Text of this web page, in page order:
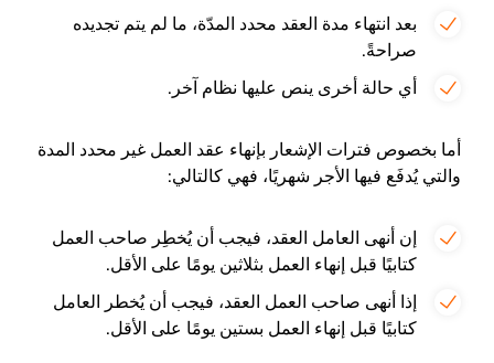
بعد انتهاء مدة العقد محدد المدّة، ما لم يتم تجديده
صراحةً.
أي حالة أخرى ينص عليها نظام آخر.
أما بخصوص فترات الإشعار بإنهاء عقد العمل غير محدد المدة
والتي يُدفَع فيها الأجر شهريًا، فهي كالتالي:
إن أنهى العامل العقد، فيجب أن يُخطِر صاحب العمل
كتابيًا قبل إنهاء العمل بثلاثين يومًا على الأقل.
إذا أنهى صاحب العمل العقد، فيجب أن يُخطر العامل
كتابيًا قبل إنهاء العمل بستين يومًا على الأقل.